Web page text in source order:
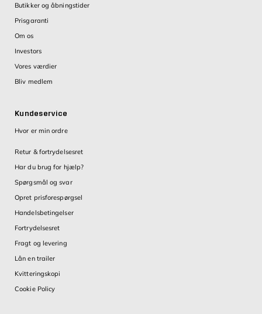
Butikker og åbningstider
Prisgaranti
Om os
Investors
Vores værdier
Bliv medlem
Kundeservice
Hvor er min ordre
Retur & fortrydelsesret
Har du brug for hjælp?
Spørgsmål og svar
Opret prisforespørgsel
Handelsbetingelser
Fortrydelsesret
Fragt og levering
Lån en trailer
Kvitteringskopi
Cookie Policy